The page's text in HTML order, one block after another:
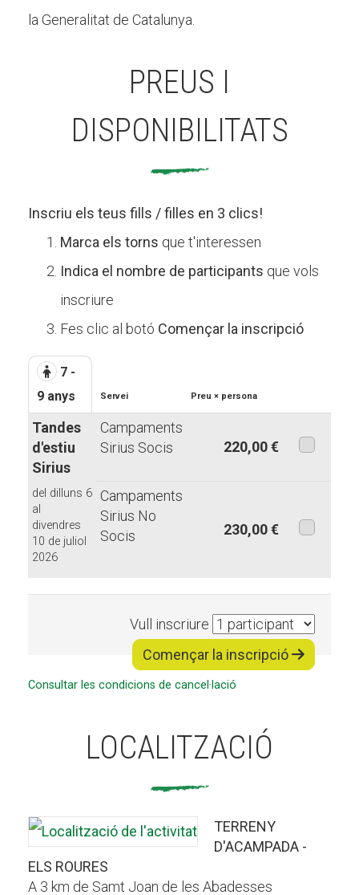
la Generalitat de Catalunya.
PREUS I
DISPONIBILITATS
Inscriu els teus fills / filles en 3 clics!
Marca els torns que t'interessen
Indica el nombre de participants que vols
inscriure
Fes clic al botó Començar la inscripció
7 -
9 anys
Servei Preu × persona
Tandes
d'estiu
Sirius
del dilluns 6
al
divendres
10 de juliol
2026
Campaments
Sirius Socis
220,00 €
Campaments
Sirius No
Socis
230,00 €
Vull inscriure
Començar la inscripció
Consultar les condicions de cancel·lació
LOCALITZACIÓ
TERRENY
D'ACAMPADA -
ELS ROURES
A 3 km de Samt Joan de les Abadesses